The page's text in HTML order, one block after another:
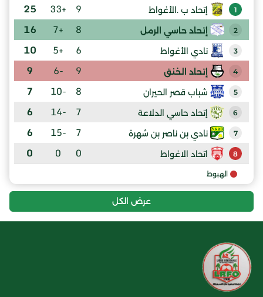
1 إتحاد ب .الأغواط 9
+33
25
2 إتحاد حاسي الرمل 8
+7
16
3 نادي الأغواط 6
+5
10
4 إتحاد الخنق 9
-6
9
5 شباب قصر الحيران 8
-10
7
6 إتحاد حاسي الدلاعة 7
-14
6
7 نادي بن ناصر بن شهرة 7
-15
6
8 اتحاد الاغواط 0
0
0
الهبوط
عرض الكل